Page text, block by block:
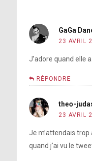
GaGa
23 AVRIL
J’adore quand elle
RÉPONDRE
theo-
23 AVRIL
Je m’attendais trop
quand j’ai vu le